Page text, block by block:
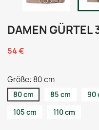
DAMEN GÜRTEL
54 €
Größe: 80 cm
80 cm 85 cm 90
105 cm
110 cm